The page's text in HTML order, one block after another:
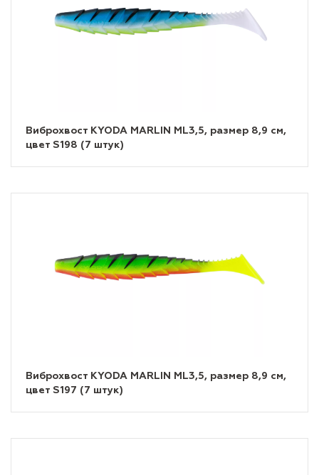
Виброхвост KYODA MARLIN ML3,5, размер 8,9 см,
цвет S198 (7 штук)
Виброхвост KYODA MARLIN ML3,5, размер 8,9 см,
цвет S197 (7 штук)